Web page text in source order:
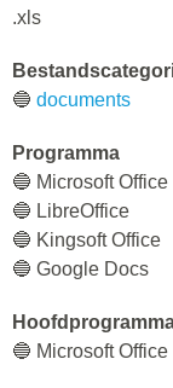
.xls
🔵 documents
Programma
🔵 Microsoft Office
🔵 LibreOffice
🔵 Kingsoft Office
🔵 Google Docs
🔵 Microsoft Office